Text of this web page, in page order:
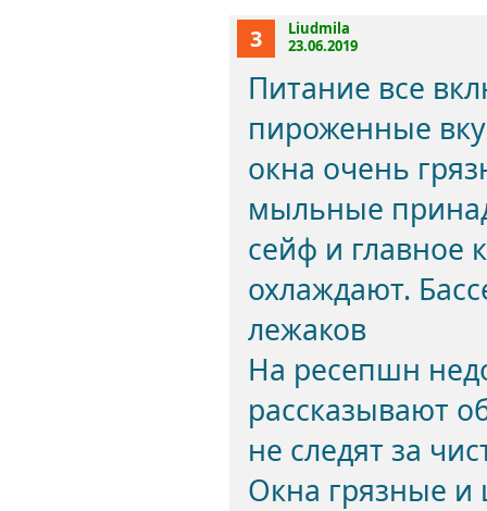
3
Liudmila
23.06.2019
Питание все
пироженные
окна очень
мыльные
сейф и
охлаждают.
лежаков
На ресепшн
рассказывают
не следят за
Окна грязные